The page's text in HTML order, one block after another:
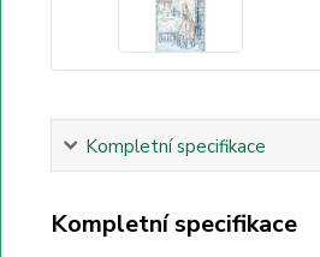
Kompletní specifikace
Kompletní specifikace